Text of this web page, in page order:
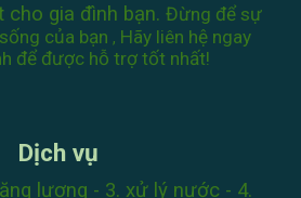
cho gia đình bạn.Đừng để sự
của bạn , Hãy liên hệ ngay
để được hỗ trợ tốt nhất!
Dịch vụ
lượng - 3. xử lý nước - 4.